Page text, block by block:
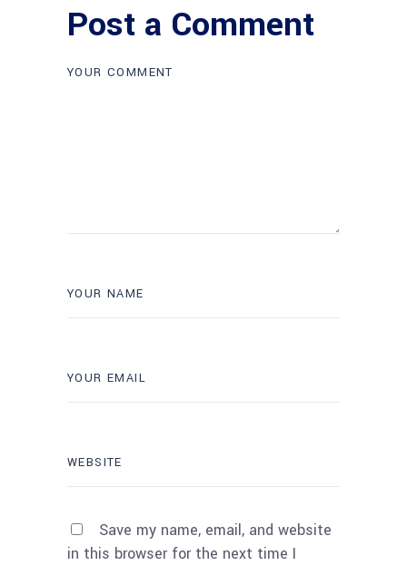
Post a Comment
Save my name, email, and website
in this browser for the next time I